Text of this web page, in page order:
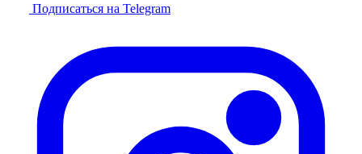
Подписаться на Telegram